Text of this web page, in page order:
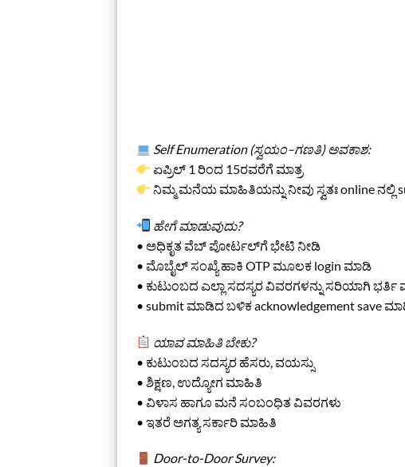
Self Enumeration (ಸ್ವಯಂ–ಗಣತಿ) ಅವಕಾಶ:
ಏಪ್ರಿಲ್‌ 1 ರಿಂದ 15ರವರೆಗೆ ಮಾತ್ರ
ನಿಮ್ಮ ಮನೆಯ ಮಾಹಿತಿಯನ್ನು ನೀವು ಸ್ವತಃ online ನಲ್ಲಿ
ಹೇಗೆ ಮಾಡುವುದು?
• ಅಧಿಕೃತ ವೆಬ್‌ ಪೋರ್ಟಲ್‌ಗೆ ಭೇಟಿ ನೀಡಿ
• ಮೊಬೈಲ್‌ ಸಂಖ್ಯೆ ಹಾಕಿ OTP ಮೂಲಕ login ಮಾಡಿ
• ಕುಟುಂಬದ ಎಲ್ಲಾ ಸದಸ್ಯರ ವಿವರಗಳನ್ನು ಸರಿಯಾಗಿ ಭರ್ತಿ
• submit ಮಾಡಿದ ಬಳಿಕ acknowledgement save
ಯಾವ ಮಾಹಿತಿ ಬೇಕು?
• ಕುಟುಂಬದ ಸದಸ್ಯರ ಹೆಸರು, ವಯಸ್ಸು
• ಶಿಕ್ಷಣ, ಉದ್ಯೋಗ ಮಾಹಿತಿ
• ವಿಳಾಸ ಹಾಗೂ ಮನೆ ಸಂಬಂಧಿತ ವಿವರಗಳು
• ಇತರೆ ಅಗತ್ಯ ಸರ್ಕಾರಿ ಮಾಹಿತಿ
Door-to-Door Survey: